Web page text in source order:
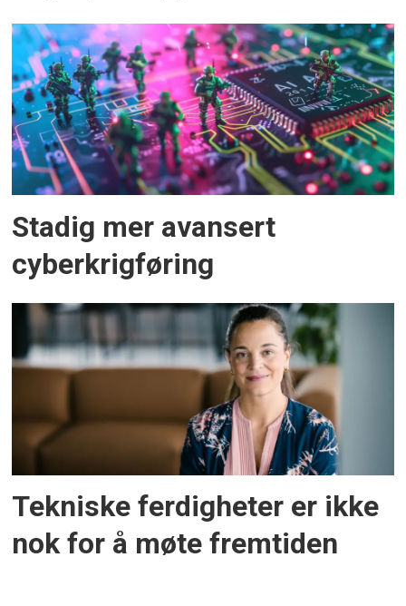
Stadig mer avansert
cyberkrigføring
Tekniske ferdigheter er ikke
nok for å møte fremtiden